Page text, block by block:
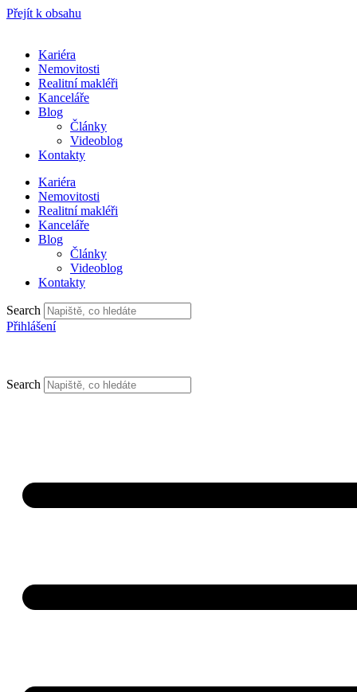
Přejít k obsahu
Kariéra
Nemovitosti
Realitní makléři
Kanceláře
Blog
Články
Videoblog
Kontakty
Kariéra
Nemovitosti
Realitní makléři
Kanceláře
Blog
Články
Videoblog
Kontakty
Search
Přihlášení
Search